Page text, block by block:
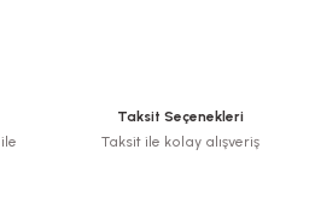
görüntülenemiyor.
Taksit Seçenekleri
Taksit ile kolay alışveriş